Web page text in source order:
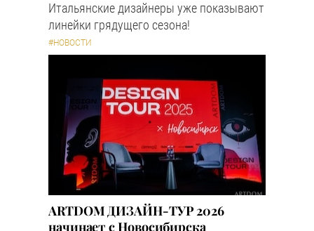
Итальянские дизайнеры уже показывают
линейки грядущего сезона!
#НОВОСТИ
ARTDOM ДИЗАЙН-ТУР 2026
начинает с Новосибирска